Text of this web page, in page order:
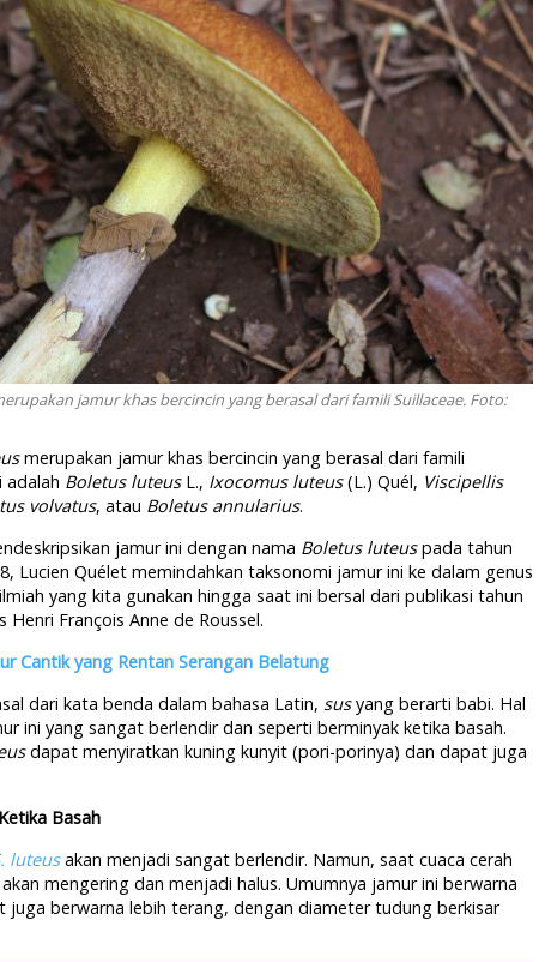
jamur khas bercincin yang berasal dari famili Suillaceae. Foto:
merupakan jamur khas bercincin yang berasal dari famili
adalah Boletus luteusL., Ixocomus luteus(L.) Quél, Viscipellis
volvatus, atau Boletus annularius.
jamur ini dengan nama Boletus luteuspada tahun
Lucien Quélet memindahkan taksonomi jamur ini ke dalam genus
yang kita gunakan hingga saat ini bersal dari publikasi tahun
Henri François Anne de Roussel.
Cantik yang Rentan Serangan Belatung
dari kata benda dalam bahasa Latin, susyang berarti babi. Hal
ini yang sangat berlendir dan seperti berminyak ketika basah.
dapat menyiratkan kuning kunyit (pori-porinya) dan dapat juga
Basah
luteusakan menjadi sangat berlendir. Namun, saat cuaca cerah
mengering dan menjadi halus. Umumnya jamur ini berwarna
juga berwarna lebih terang, dengan diameter tudung berkisar